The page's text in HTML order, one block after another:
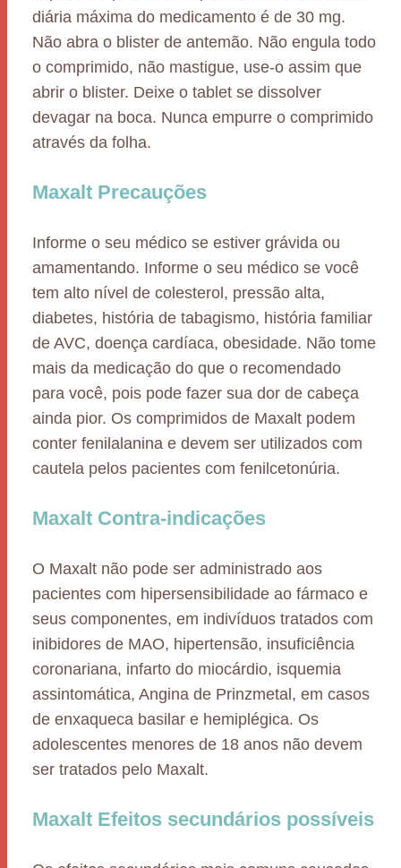
diária máxima do medicamento é de 30 mg.
Não abra o blister de antemão. Não engula todo
o comprimido, não mastigue, use-o assim que
abrir o blister. Deixe o tablet se dissolver
devagar na boca. Nunca empurre o comprimido
através da folha.
Maxalt Precauções
Informe o seu médico se estiver grávida ou
amamentando. Informe o seu médico se você
tem alto nível de colesterol, pressão alta,
diabetes, história de tabagismo, história familiar
de AVC, doença cardíaca, obesidade. Não tome
mais da medicação do que o recomendado
para você, pois pode fazer sua dor de cabeça
ainda pior. Os comprimidos de Maxalt podem
conter fenilalanina e devem ser utilizados com
cautela pelos pacientes com fenilcetonúria.
Maxalt Contra-indicações
O Maxalt não pode ser administrado aos
pacientes com hipersensibilidade ao fármaco e
seus componentes, em indivíduos tratados com
inibidores de MAO, hipertensão, insuficiência
coronariana, infarto do miocárdio, isquemia
assintomática, Angina de Prinzmetal, em casos
de enxaqueca basilar e hemiplégica. Os
adolescentes menores de 18 anos não devem
ser tratados pelo Maxalt.
Maxalt Efeitos secundários possíveis